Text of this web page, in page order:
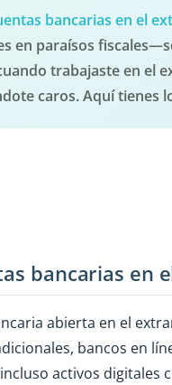
bancarias en el
en paraísos
trabajaste en el
caros. Aquí tienes
bancarias en
abierta en el
bancos en
activos